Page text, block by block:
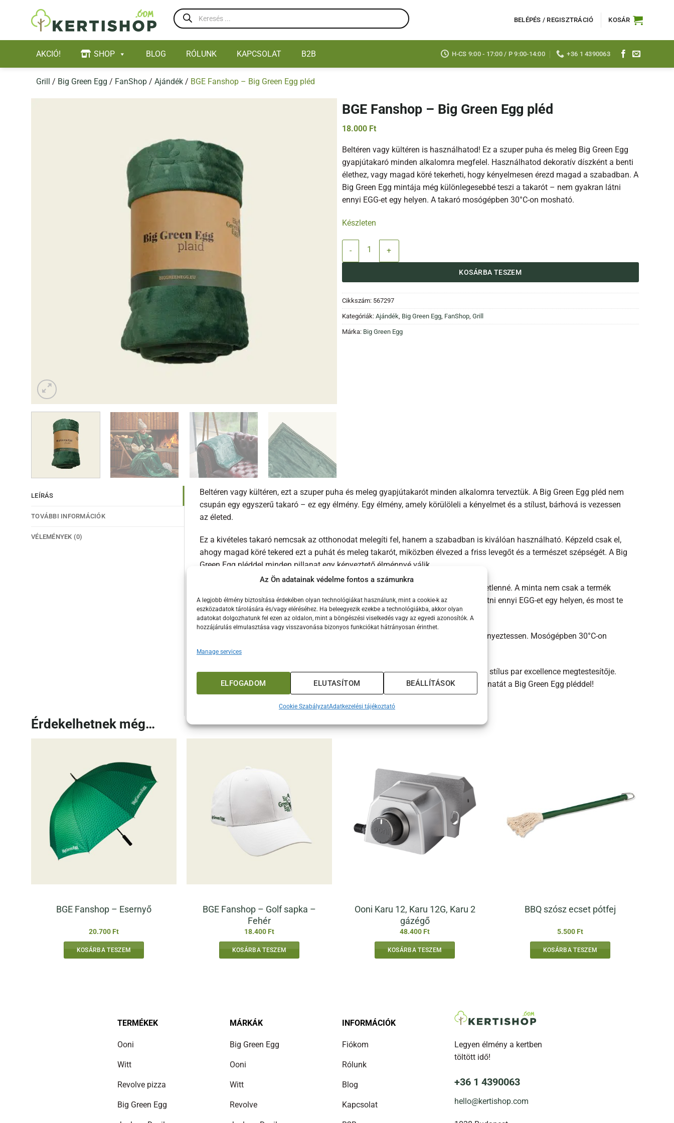
Az Ön adatainak védelme fontos a számunkra
A legjobb élmény biztosítása érdekében olyan technológiákat használunk, mint a cookie-k az
eszközadatok tárolására és/vagy eléréséhez. Ha beleegyezik ezekbe a technológiákba, akkor olyan
adatokat dolgozhatunk fel ezen az oldalon, mint a böngészési viselkedés vagy az egyedi azonosítók. A
hozzájárulás elmulasztása vagy visszavonása bizonyos funkciókat hátrányosan érinthet.
Manage services
ELFOGADOM ELUTASÍTOM BEÁLLÍTÁSOK
Cookie SzabályzatAdatkezelési tájékoztató
Products
search
BELÉPÉS / REGISZTRÁCIÓ KOSÁR
AKCIÓ! SHOP BLOG RÓLUNK KAPCSOLAT B2B H-CS 9:00 - 17:00 / P 9:00-14:00 +36 1 4390063
Grill / Big Green Egg / FanShop / Ajándék / BGE Fanshop – Big Green Egg pléd
BGE Fanshop – Big Green Egg pléd
18.000 Ft
Beltéren vagy kültéren is használhatod! Ez a szuper puha és meleg Big Green Egg
gyapjútakaró minden alkalomra megfelel. Használhatod dekoratív díszként a benti
élethez, vagy magad köré tekerheti, hogy kényelmesen érezd magad a szabadban. A
Big Green Egg mintája még különlegesebbé teszi a takarót – nem gyakran látni
ennyi EGG-et egy helyen. A takaró mosógépben 30°C-on mosható.
Készleten
BGE Fanshop - Big Green Egg pléd mennyiség
KOSÁRBA TESZEM
Cikkszám: 567297
Kategóriák: Ajándék Big Green Egg FanShop Grill
Márka: Big Green Egg
LEÍRÁS
TOVÁBBI INFORMÁCIÓK
VÉLEMÉNYEK (0)
Beltéren vagy kültéren, ezt a szuper puha és meleg gyapjútakarót minden alkalomra terveztük. A Big Green Egg pléd nem
csupán egy egyszerű takaró – ez egy élmény. Egy élmény, amely körülöleli a kényelmet és a stílust, bárhová is vezessen
az életed.
Ez a kivételes takaró nemcsak az otthonodat melegíti fel, hanem a szabadban is kiválóan használható. Képzeld csak el,
ahogy magad köré tekered ezt a puhát és meleg takarót, miközben élvezed a friss levegőt és a természet szépségét. A Big
Green Egg pléddel minden pillanat egy kényeztető élménnyé válik.
Az egyedi Big Green Egg minta teszi ezt a takarót különlegessé és megismételhetetlenné. A minta nem csak a termék
dizájnját emeli ki, hanem egyfajta exkluzivitást is kölcsönöz neki. Nem gyakran látni ennyi EGG-et egy helyen, és most te
is részese lehetsz ennek a kivételes élménynek.
A Big Green Egg pléd gondosan tervezett és kivitelezett, hogy hosszú éveken át kényeztessen. Mosógépben 30°C-on
mosható, így könnyen karbantartható, és mindig friss és tiszta marad.
Legyen szó benti vagy kültéri életről, a Big Green Egg pléd mindig a kényelem és a stílus par excellence megtestesítője.
Vedd magad köré a kifinomultság és a minőség burkolóját, és élvezd minden pillanatát a Big Green Egg pléddel!
Érdekelhetnek még…
BGE Fanshop – Esernyő
20.700 Ft
KOSÁRBA TESZEM
BGE Fanshop – Golf sapka –
Fehér
18.400 Ft
KOSÁRBA TESZEM
Ooni Karu 12, Karu 12G, Karu 2
gázégő
48.400 Ft
KOSÁRBA TESZEM
BBQ szósz ecset pótfej
5.500 Ft
KOSÁRBA TESZEM
TERMÉKEK
Ooni
Witt
Revolve pizza
Big Green Egg
MÁRKÁK
Big Green Egg
Ooni
Witt
Revolve
INFORMÁCIÓK
Fiókom
Rólunk
Blog
Kapcsolat
Legyen élmény a kertben
töltött idő!
+36 1 4390063
hello@kertishop.com